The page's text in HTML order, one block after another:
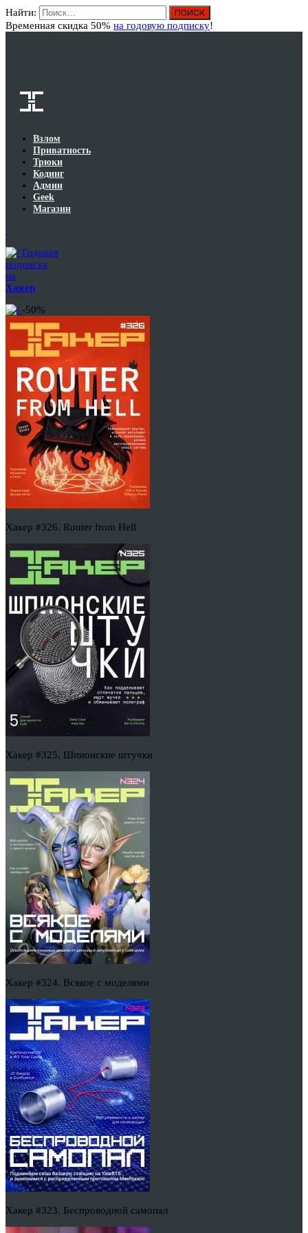
Найти:
Временная скидка 50% на годовую подписку!
Взлом
Приватность
Трюки
Кодинг
Админ
Geek
Магазин
Годовая
подписка
на
Хакер
-50%
Хакер #326. Router from Hell
Хакер #325. Шпионские штучки
Хакер #324. Всякое с моделями
Хакер #323. Беспроводной самопал